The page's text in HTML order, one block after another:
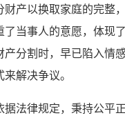
产以换取家庭的完整
当事人的意愿，体现
产分割时，早已陷入情
解决争议。
律规定，秉持公平